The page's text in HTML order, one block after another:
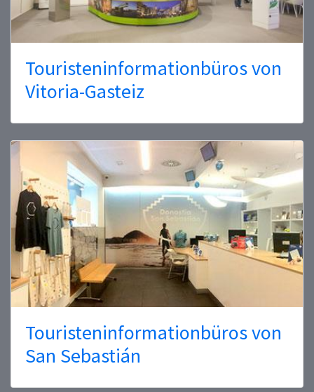
Touristeninformationbüros von
Vitoria-Gasteiz
Touristeninformationbüros von
San Sebastián